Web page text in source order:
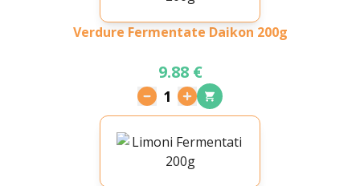
Verdure Fermentate Daikon 200g
9.88 €
1